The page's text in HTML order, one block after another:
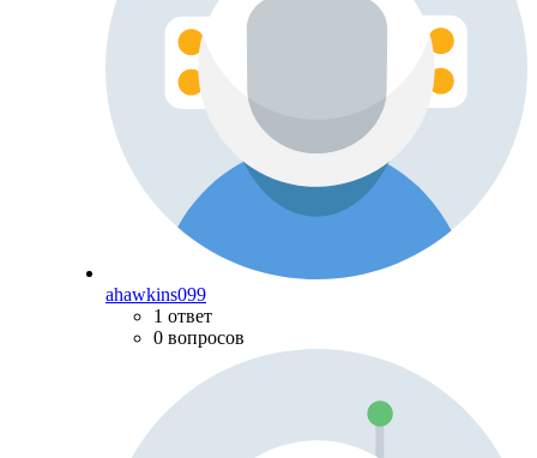
ahawkins099
1 ответ
0 вопросов